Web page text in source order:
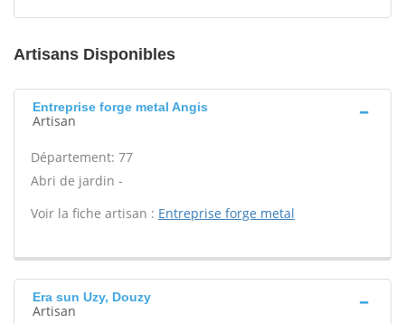
Artisans Disponibles
Entreprise forge metal Angis
Artisan
Département: 77
Abri de jardin -
Voir la fiche artisan : Entreprise forge metal
Era sun Uzy, Douzy
Artisan